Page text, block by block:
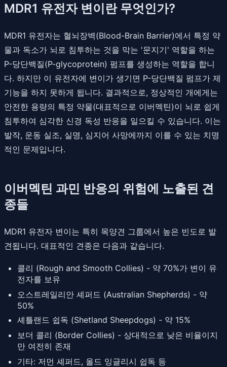
MDR1 유전자 변이란 무엇인가?
MDR1 유전자는 혈뇌장벽(Blood-Brain Barrier)에서 특정 약
물과 독소가 뇌로 침투하는 것을 막는 '문지기' 역할을 하는
P-당단백질(P-glycoprotein) 펌프를 생성하는 역할을 합니
다. 하지만 이 유전자에 변이가 생기면 P-당단백질 펌프가 제
기능을 하지 못하게 됩니다. 결과적으로, 정상적인 개에게는
안전한 용량의 특정 약물(대표적으로 이버멕틴)이 뇌로 쉽게
침투하여 심각한 신경 독성 반응을 일으킬 수 있습니다. 이는
발작, 운동 실조, 실명, 심지어 사망에까지 이를 수 있는 치명
적인 문제입니다.
이버멕틴 과민 반응의 위험에 노출된 견
종들
MDR1 유전자 변이는 특히 목양견 그룹에서 높은 빈도로 발
견됩니다. 대표적인 견종은 다음과 같습니다.
콜리 (Rough and Smooth Collies) - 약 70%가 변이 유
전자를 보유
오스트레일리안 셰퍼드 (Australian Shepherds) - 약
50%
셰틀랜드 쉽독 (Shetland Sheepdogs) - 약 15%
보더 콜리 (Border Collies) - 상대적으로 낮은 비율이지
만 여전히 존재
기타: 저먼 셰퍼드, 올드 잉글리시 쉽독 등